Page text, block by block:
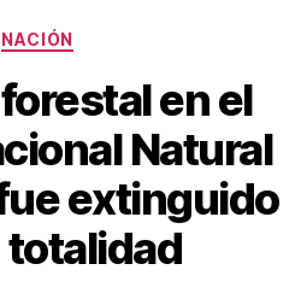
Categorías
NACIÓN
en el
Natural
extinguido
totalidad